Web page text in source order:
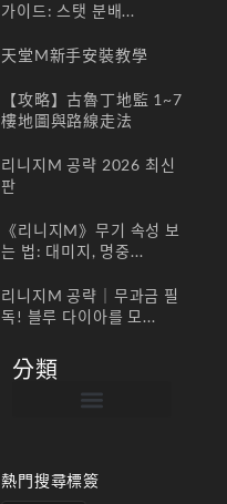
가이드: 스탯 분배...
天堂M新手安裝教學
【攻略】古魯丁地監 1~7
樓地圖與路線走法
리니지M 공략 2026 최신
판
《리니지M》무기 속성 보
는 법: 대미지, 명중...
리니지M 공략｜무과금 필
독! 블루 다이아를 모...
分類
熱門搜尋標簽